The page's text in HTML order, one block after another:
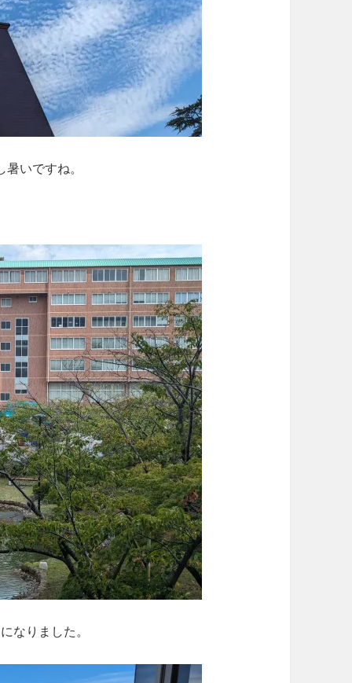
いですね。
なりました。